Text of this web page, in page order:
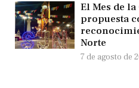
El Mes de
propuesta
Norte
7 de agosto de